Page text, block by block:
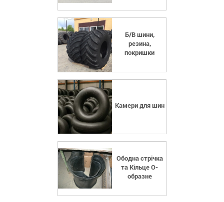
Б/В шини,
резина,
покришки
Камери для шин
Ободна стрічка
та Кільце О-
образне